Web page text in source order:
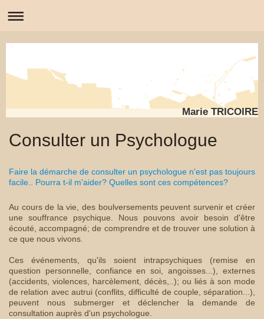
Marie TRICOIRE
Consulter un Psychologue
Faire la démarche de consulter un psychologue n'est pas toujours
facile.. Pourra t-il m'aider? Quelles sont ces compétences?
Au cours de la vie, des boulversements peuvent survenir et créer
une souffrance psychique. Nous pouvons avoir besoin d'être
écouté, accompagné; de comprendre et de trouver une solution à
ce que nous vivons.
Ces événements, qu'ils soient intrapsychiques (remise en
question personnelle, confiance en soi, angoisses...), externes
(accidents, violences, harcèlement, décès,..); ou liés à son mode
de relation avec autrui (conflits, difficulté de couple, séparation...),
peuvent nous submerger et déclencher la demande de
consultation auprès d'un psychologue.